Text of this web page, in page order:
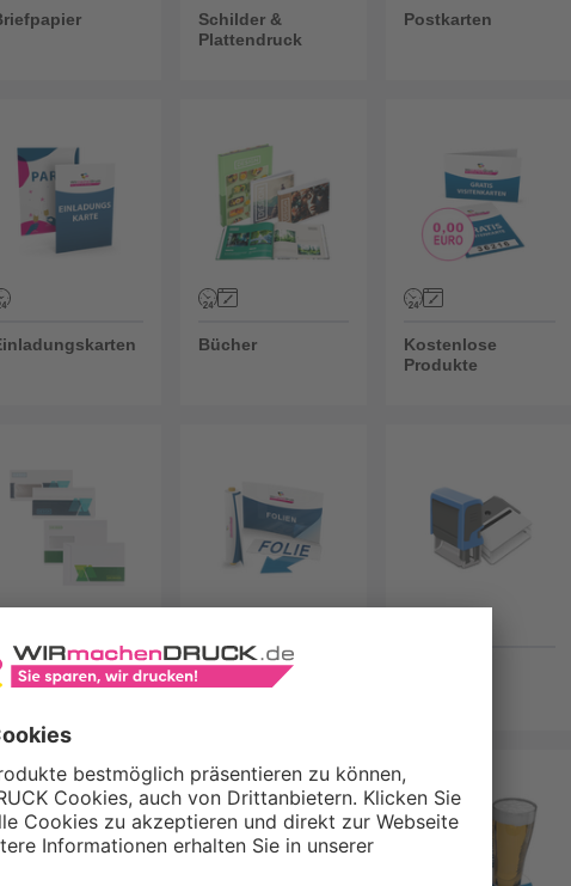
Schilder &
Plattendruck
Postkarten
Bücher
Kostenlose
Produkte
Klebefolien
Plastikkarten Bierdeckel